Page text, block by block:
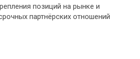
позиций на рынке и
партнёрских отношений